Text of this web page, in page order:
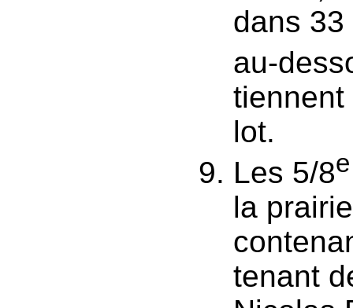
dans
au-
lot.
Les 5/8e
la
tenant